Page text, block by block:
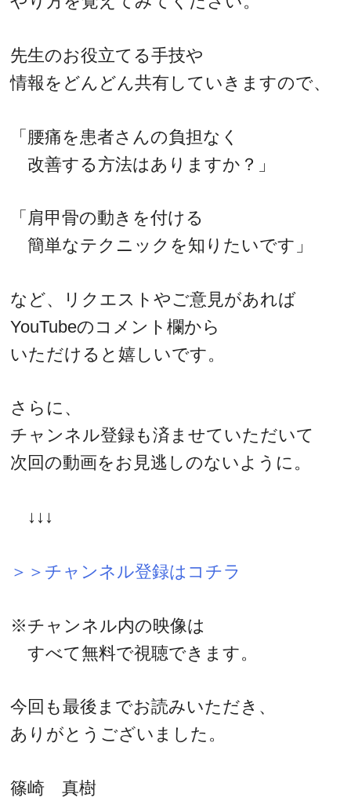
先生のお役立てる手技や
情報をどんどん共有していきますので、
「腰痛を患者さんの負担なく
改善する方法はありますか？」
「肩甲骨の動きを付ける
簡単なテクニックを知りたいです」
など、リクエストやご意見があれば
YouTubeのコメント欄から
いただけると嬉しいです。
さらに、
チャンネル登録も済ませていただいて
次回の動画をお見逃しのないように。
↓↓↓
＞＞チャンネル登録はコチラ
※チャンネル内の映像は
すべて無料で視聴できます。
今回も最後までお読みいただき、
ありがとうございました。
篠崎 真樹